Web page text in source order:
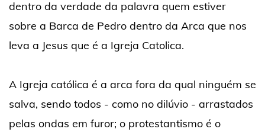
dentro da verdade da palavra quem estiver
sobre a Barca de Pedro dentro da Arca que nos
leva a Jesus que é a Igreja Catolica.
A Igreja católica é a arca fora da qual ninguém se
salva, sendo todos - como no dilúvio - arrastados
pelas ondas em furor; o protestantismo é o